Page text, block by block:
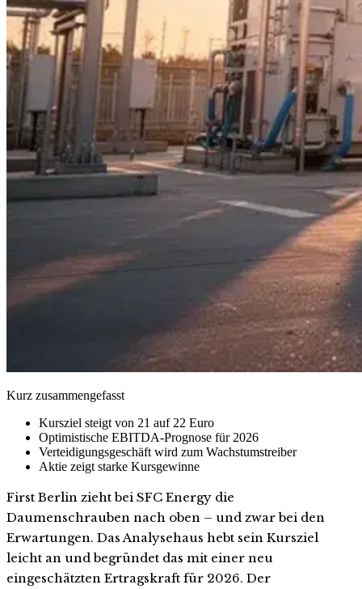
Kurz zusammengefasst
Kursziel steigt von 21 auf 22 Euro
Optimistische EBITDA-Prognose für 2026
Verteidigungsgeschäft wird zum Wachstumstreiber
Aktie zeigt starke Kursgewinne
First Berlin zieht bei SFC Energy die
Daumenschrauben nach oben – und zwar bei den
Erwartungen. Das Analysehaus hebt sein Kursziel
leicht an und begründet das mit einer neu
eingeschätzten Ertragskraft für 2026. Der